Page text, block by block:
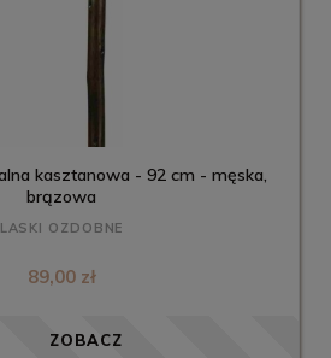
kasztanowa - 92 cm - męska,
brązowa
LASKI OZDOBNE
89,00 zł
ZOBACZ